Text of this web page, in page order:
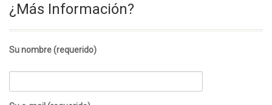
¿Más Información?
Su nombre (requerido)